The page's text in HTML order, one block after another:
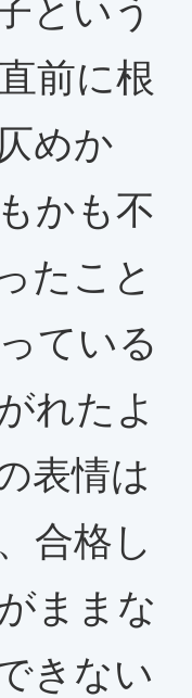
という
前に根
めか
かも不
たこと
ている
れたよ
表情は
合格し
ままな
きない